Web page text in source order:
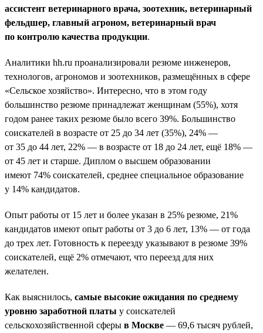
ассистент ветеринарного врача, зоотехник, ветеринарный
фельдшер, главный агроном, ветеринарный врач
по контролю качества продукции.
Аналитики hh.ru проанализировали резюме инженеров,
технологов, агрономов и зоотехников, размещённых в сфере
«Сельское хозяйство». Интересно, что в этом году
большинство резюме принадлежат женщинам (55%), хотя
годом ранее таких резюме было всего 39%. Большинство
соискателей в возрасте от 25 до 34 лет (35%), 24% —
от 35 до 44 лет, 22% — в возрасте от 18 до 24 лет, ещё 18% —
от 45 лет и старше. Диплом о высшем образовании
имеют 74% соискателей, среднее специальное образование
у 14% кандидатов.
Опыт работы от 15 лет и более указан в 25% резюме, 21%
кандидатов имеют опыт работы от 3 до 6 лет, 13% — от года
до трех лет. Готовность к переезду указывают в резюме 39%
соискателей, ещё 2% отмечают, что переезд для них
желателен.
Как выяснилось, самые высокие ожидания по среднему
уровню заработной платы у соискателей
сельскохозяйственной сферы в Москве — 69,6 тысяч рублей,